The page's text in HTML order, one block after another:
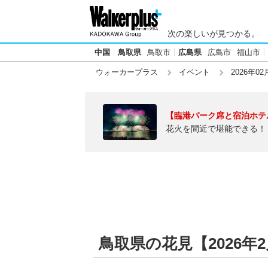
次の楽しいが見つかる。
中国 鳥取県 鳥取市 広島県 広島市 福山市
ウォーカープラス イベント 2026年02
【臨港パーク席と宿泊ホ
花火を間近で堪能できる
鳥取県の花見【2026年